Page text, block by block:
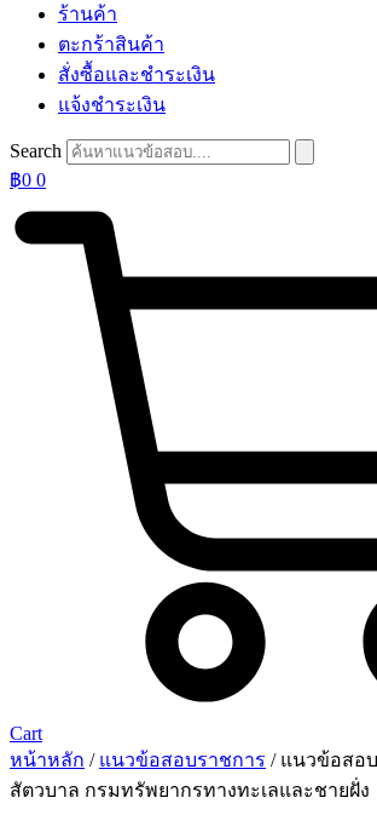
ร้านค้า
ตะกร้าสินค้า
สั่งซื้อและชำระเงิน
แจ้งชำระเงิน
Search
฿0 0
Cart
หน้าหลัก / แนวข้อสอบราชการ / แนวข้อสอ
สัตวบาล กรมทรัพยากรทางทะเลและชายฝั่ง